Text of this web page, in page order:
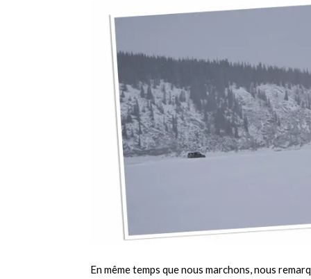
En même temps que nous marchons, nous